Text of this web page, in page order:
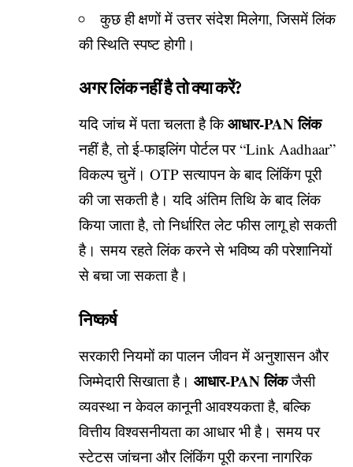
कुछ ही क्षणों में उत्तर संदेश मिलेगा, जिसमें लिंक
की स्थिति स्पष्ट होगी।
अगर लिंक नहीं है तो क्या करें?
यदि जांच में पता चलता है किआधार-PAN लिंक
नहीं है, तो ई-फाइलिंग पोर्टल पर “Link Aadhaar”
विकल्प चुनें। OTP सत्यापन के बाद लिंकिंग पूरी
की जा सकती है। यदि अंतिम तिथि के बाद लिंक
किया जाता है, तो निर्धारित लेट फीस लागू हो सकती
है। समय रहते लिंक करने से भविष्य की परेशानियों
से बचा जा सकता है।
निष्कर्ष
सरकारी नियमों का पालन जीवन में अनुशासन और
जिम्मेदारी सिखाता है। आधार-PAN लिंकजैसी
व्यवस्था न केवल कानूनी आवश्यकता है, बल्कि
वित्तीय विश्वसनीयता का आधार भी है। समय पर
स्टेटस जांचना और लिंकिंग पूरी करना नागरिक